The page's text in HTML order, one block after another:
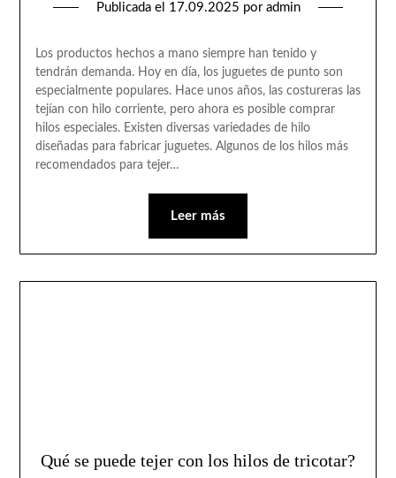
Publicada el 17.09.2025 por admin
Los productos hechos a mano siempre han tenido y
tendrán demanda. Hoy en día, los juguetes de punto son
especialmente populares. Hace unos años, las costureras las
tejían con hilo corriente, pero ahora es posible comprar
hilos especiales. Existen diversas variedades de hilo
diseñadas para fabricar juguetes. Algunos de los hilos más
recomendados para tejer…
Leer más
Qué se puede tejer con los hilos de tricotar?